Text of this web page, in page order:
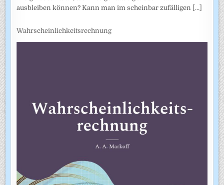
ausbleiben können? Kann man im scheinbar zufälligen [...]
Wahrscheinlichkeitsrechnung